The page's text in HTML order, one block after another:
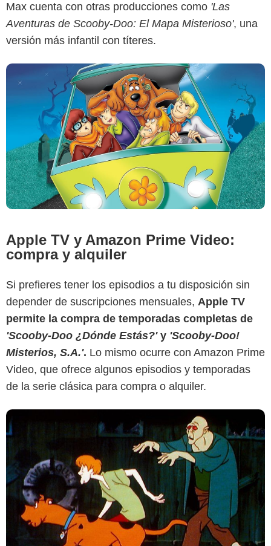
Max cuenta con otras producciones como 'Las
Aventuras de Scooby-Doo: El Mapa Misterioso', una
versión más infantil con títeres.
Apple TV y Amazon Prime Video:
compra y alquiler
Si prefieres tener los episodios a tu disposición sin
depender de suscripciones mensuales, Apple TV
permite la compra de temporadas completas de
'Scooby-Doo ¿Dónde Estás?' y 'Scooby-Doo!
Misterios, S.A.'. Lo mismo ocurre con Amazon Prime
Video, que ofrece algunos episodios y temporadas
de la serie clásica para compra o alquiler.